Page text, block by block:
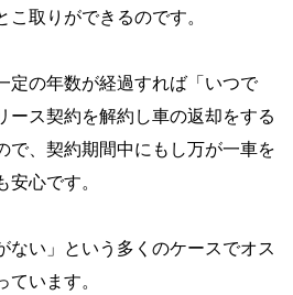
取りができるのです。
定の年数が経過すれば「いつで
ース契約を解約し車の返却をする
で、契約期間中にもし万が一車を
心です。
ない」という多くのケースでオス
ています。